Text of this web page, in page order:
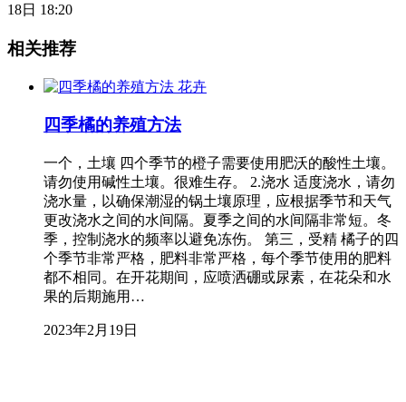
18日 18:20
相关推荐
花卉
四季橘的养殖方法
一个，土壤 四个季节的橙子需要使用肥沃的酸性土壤。
请勿使用碱性土壤。很难生存。 2.浇水 适度浇水，请勿
浇水量，以确保潮湿的锅土壤原理，应根据季节和天气
更改浇水之间的水间隔。夏季之间的水间隔非常短。冬
季，控制浇水的频率以避免冻伤。 第三，受精 橘子的四
个季节非常严格，肥料非常严格，每个季节使用的肥料
都不相同。在开花期间，应喷洒硼或尿素，在花朵和水
果的后期施用…
2023年2月19日